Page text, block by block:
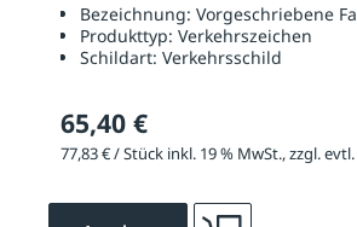
Bezeichnung: Vorgeschriebene
Produkttyp: Verkehrszeichen
Schildart: Verkehrsschild
65,40 €
77,83 € / Stück inkl. 19 % MwSt., zzgl.